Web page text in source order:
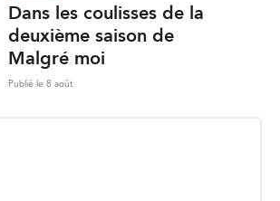
Dans les coulisses de la
deuxième saison de
Malgré moi
Publié le 8 août